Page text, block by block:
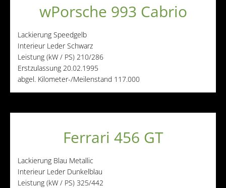
wPorsche 993 Cabrio
Lackierung Speedgelb
Interieur Leder Schwarz
Leistung (kW / PS) 210/286
Erstzulassung 20.02.1995
abgel. Kilometer-/Meilenstand 117.000
Ferrari 456 GT
Lackierung Blau Metallic
Interieur Leder Dunkelblau
Leistung (kW / PS) 325/442